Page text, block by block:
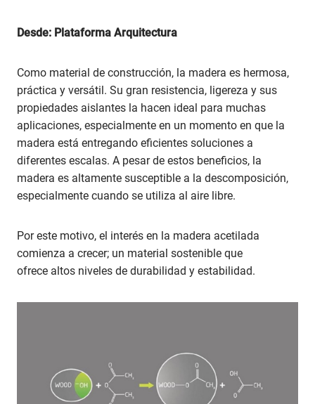
Desde: Plataforma Arquitectura
Como material de construcción, la madera es hermosa,
práctica y versátil. Su gran resistencia, ligereza y sus
propiedades aislantes la hacen ideal para muchas
aplicaciones, especialmente en un momento en que la
madera está entregando eficientes soluciones a
diferentes escalas. A pesar de estos beneficios, la
madera es altamente susceptible a la descomposición,
especialmente cuando se utiliza al aire libre.
Por este motivo, el interés en la madera acetilada
comienza a crecer; un material sostenible que
ofrece altos niveles de durabilidad y estabilidad.